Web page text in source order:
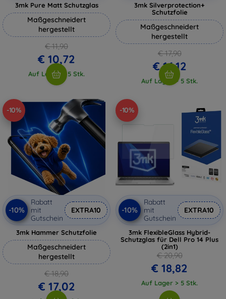
3mk Pure Matt Schutzglas
Maßgeschneidert
hergestellt
€ 11,90
€ 10,72
Auf Lager > 5 Stk.
3mk Silverprotection+
Schutzfolie
Maßgeschneidert
hergestellt
€ 17,90
€ 16,12
Auf Lager > 5 Stk.
-10%
-10%
Rabatt
mit
Gutschein
EXTRA10
3mk Hammer Schutzfolie
Maßgeschneidert
hergestellt
€ 18,90
€ 17,02
-10%
-10%
Rabatt
mit
Gutschein
EXTRA10
3mk FlexibleGlass Hybrid-
Schutzglas für Dell Pro 14 Plus
(2in1)
€ 20,90
€ 18,82
Auf Lager > 5 Stk.